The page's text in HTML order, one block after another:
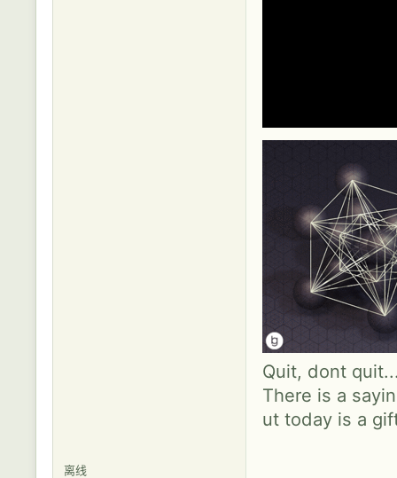
Quit, dont
There is a
ut today is a
离线